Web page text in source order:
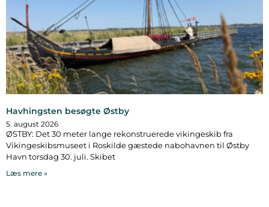
Havhingsten besøgte Østby
5. august 2026
ØSTBY: Det 30 meter lange rekonstruerede vikingeskib fra
Vikingeskibsmuseet i Roskilde gæstede nabohavnen til Østby
Havn torsdag 30. juli. Skibet
Læs mere »